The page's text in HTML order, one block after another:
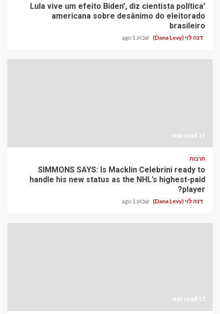
'Lula vive um efeito Biden', diz cientista política
americana sobre desânimo do eleitorado
brasileiro
דנה לוי (Dana Levy) שבוע 1 ago
11 min read
תרבות
SIMMONS SAYS: Is Macklin Celebrini ready to
handle his new status as the NHL’s highest-paid
player?
דנה לוי (Dana Levy) שבוע 1 ago
13 min read